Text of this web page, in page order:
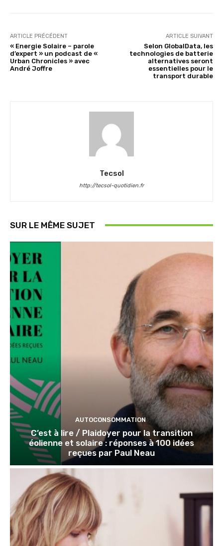
ARTICLE PRÉCÉDENT
« Energie Solaire – parole
d’expert » un podcast de «
Urban Chronicles » avec
André Joffre
ARTICLE SUIVANT
Selon GlobalData, les
technologies de batterie
alternatives seront
essentielles pour le
transport durable
Tecsol
http://tecsol-quotidien.fr
SUR LE MÊME SUJET
AUTOCONSOMMATION
C’est à lire / Plaidoyer pour la transition
éolienne et solaire : réponses à 100 idées
reçues par Paul Neau